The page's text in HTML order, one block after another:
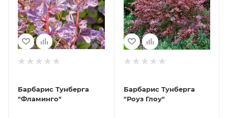
Барбарис Тунберга
"Фламинго"
Барбарис Тунберга
"Рoуз Глоу"